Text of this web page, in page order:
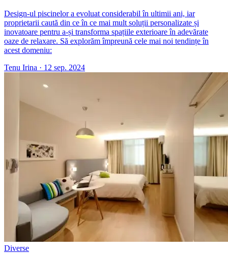
Design-ul piscinelor a evoluat considerabil în ultimii ani, iar
proprietarii caută din ce în ce mai mult soluții personalizate și
inovatoare pentru a-și transforma spațiile exterioare în adevărate
oaze de relaxare. Să explorăm împreună cele mai noi tendințe în
acest domeniu:
Tenu Irina · 12 sep. 2024
Diverse